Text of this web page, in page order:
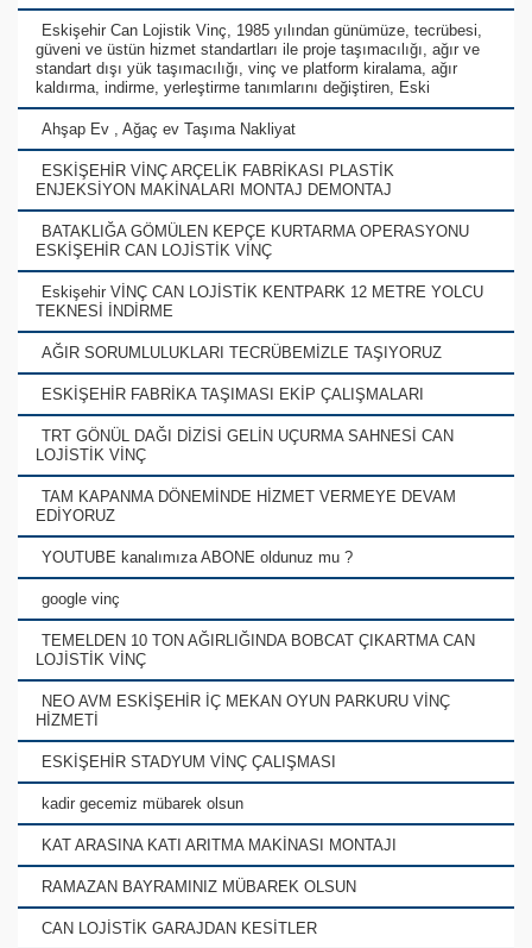
Eskişehir Can Lojistik Vinç, 1985 yılından günümüze, tecrübesi,
güveni ve üstün hizmet standartları ile proje taşımacılığı, ağır ve
standart dışı yük taşımacılığı, vinç ve platform kiralama, ağır
kaldırma, indirme, yerleştirme tanımlarını değiştiren, Eski
Ahşap Ev , Ağaç ev Taşıma Nakliyat
ESKİŞEHİR VİNÇ ARÇELİK FABRİKASI PLASTİK
ENJEKSİYON MAKİNALARI MONTAJ DEMONTAJ
BATAKLIĞA GÖMÜLEN KEPÇE KURTARMA OPERASYONU
ESKİŞEHİR CAN LOJİSTİK VİNÇ
Eskişehir VİNÇ CAN LOJİSTİK KENTPARK 12 METRE YOLCU
TEKNESİ İNDİRME
AĞIR SORUMLULUKLARI TECRÜBEMİZLE TAŞIYORUZ
ESKİŞEHİR FABRİKA TAŞIMASI EKİP ÇALIŞMALARI
TRT GÖNÜL DAĞI DİZİSİ GELİN UÇURMA SAHNESİ CAN
LOJİSTİK VİNÇ
TAM KAPANMA DÖNEMİNDE HİZMET VERMEYE DEVAM
EDİYORUZ
YOUTUBE kanalımıza ABONE oldunuz mu ?
google vinç
TEMELDEN 10 TON AĞIRLIĞINDA BOBCAT ÇIKARTMA CAN
LOJİSTİK VİNÇ
NEO AVM ESKİŞEHİR İÇ MEKAN OYUN PARKURU VİNÇ
HİZMETİ
ESKİŞEHİR STADYUM VİNÇ ÇALIŞMASI
kadir gecemiz mübarek olsun
KAT ARASINA KATI ARITMA MAKİNASI MONTAJI
RAMAZAN BAYRAMINIZ MÜBAREK OLSUN
CAN LOJİSTİK GARAJDAN KESİTLER